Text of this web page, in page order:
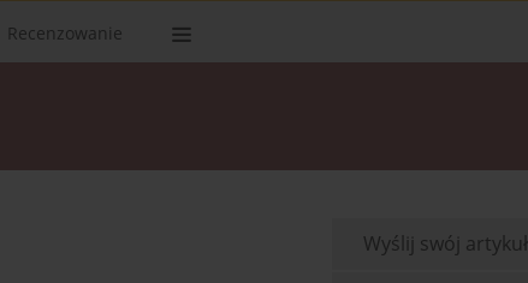
Recenzowanie
Wyślij swój artykuł